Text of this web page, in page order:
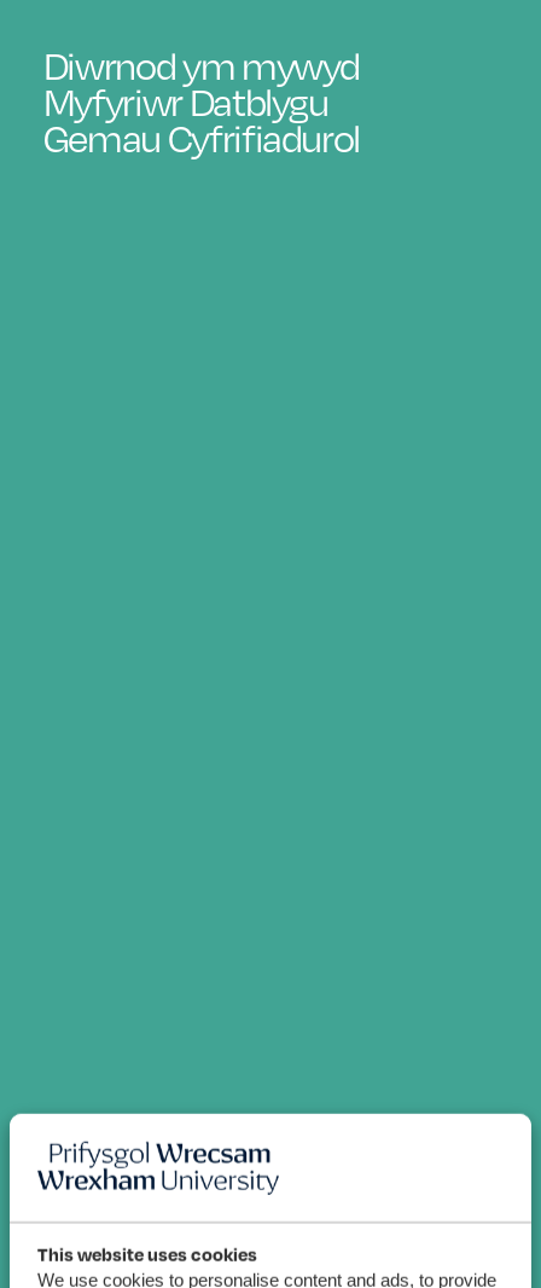
This website uses cookies
We use cookies to personalise content and ads, to provide
Diwrnod ym mywyd
Myfyriwr Datblygu
Gemau Cyfrifiadurol